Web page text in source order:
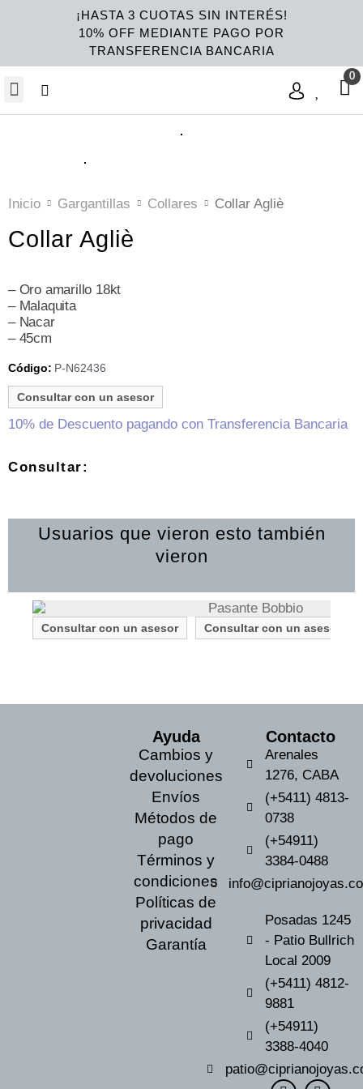
¡HASTA 3 CUOTAS SIN INTERÉS!
10% OFF MEDIANTE PAGO POR
TRANSFERENCIA BANCARIA
Inicio Gargantillas Collares Collar Agliè
Collar Agliè
– Oro amarillo 18kt
– Malaquita
– Nacar
– 45cm
Código: P-N62436
Consultar con un asesor
10% de Descuento pagando con Transferencia Bancaria
Consultar:
Usuarios que vieron esto también
vieron
Consultar con un asesor Consultar con un asesor
Ayuda
Cambios y
devoluciones
Envíos
Métodos de
pago
Términos y
condiciones
Políticas de
privacidad
Garantía
Contacto
Arenales
1276, CABA
(+5411) 4813-
0738
(+54911)
3384-0488
Posadas 1245
- Patio Bullrich
Local 2009
(+5411) 4812-
9881
(+54911)
3388-4040